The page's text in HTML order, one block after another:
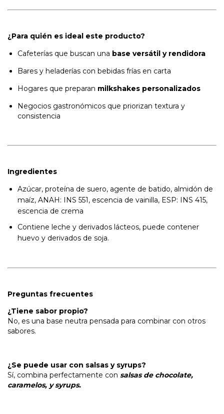
¿Para quién es ideal este producto?
Cafeterías que buscan una base versátil y rendidora
Bares y heladerías con bebidas frías en carta
Hogares que preparan milkshakes personalizados
Negocios gastronómicos que priorizan textura y
consistencia
Ingredientes
Azúcar, proteína de suero, agente de batido, almidón de
maíz, ANAH: INS 551, escencia de vainilla, ESP: INS 415,
escencia de crema
Contiene leche y derivados lácteos, puede contener
huevo y derivados de soja.
Preguntas frecuentes
¿Tiene sabor propio?
No, es una base neutra pensada para combinar con otros
sabores.
¿Se puede usar con salsas y syrups?
Sí, combina perfectamente con salsas de chocolate,
caramelos, y syrups.